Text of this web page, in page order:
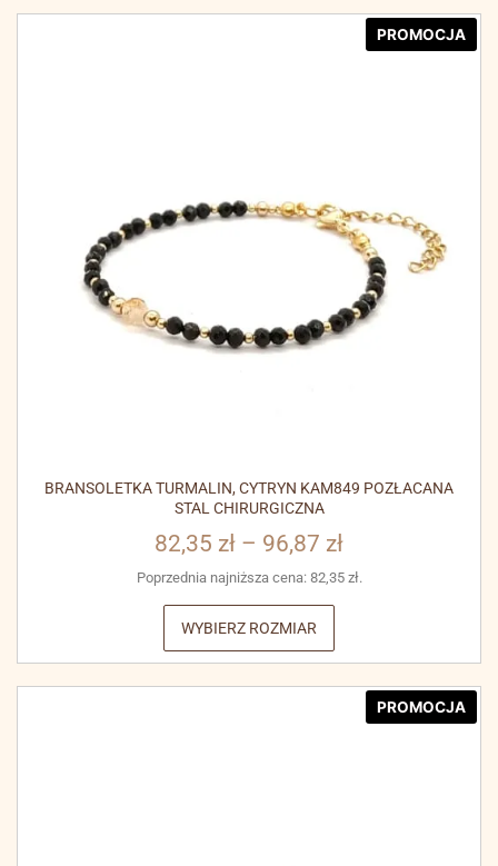
PROMOCJA
BRANSOLETKA TURMALIN, CYTRYN KAM849 POZŁACANA
STAL CHIRURGICZNA
82,35 zł – 96,87 zł
Poprzednia najniższa cena: 82,35 zł.
WYBIERZ ROZMIAR
PROMOCJA